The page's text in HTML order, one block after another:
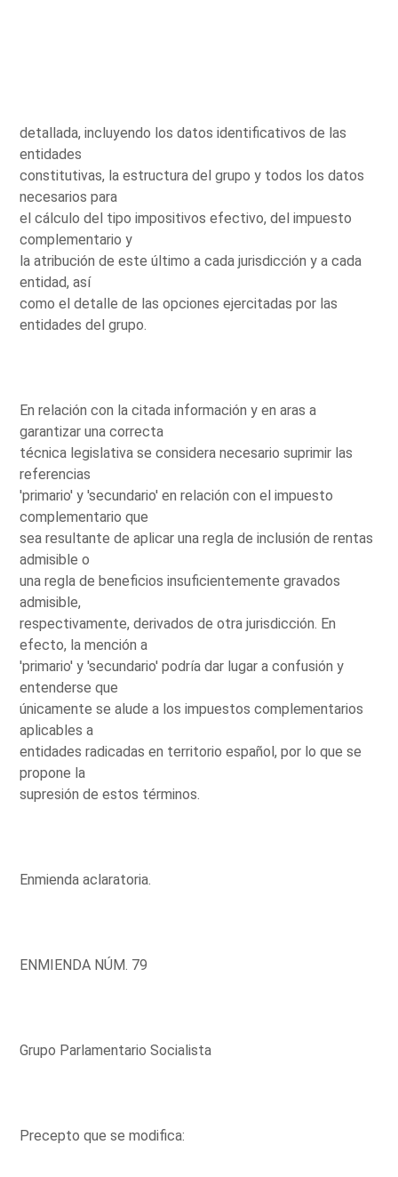
detallada, incluyendo los datos identificativos de las
entidades
constitutivas, la estructura del grupo y todos los datos
necesarios para
el cálculo del tipo impositivos efectivo, del impuesto
complementario y
la atribución de este último a cada jurisdicción y a cada
entidad, así
como el detalle de las opciones ejercitadas por las
entidades del grupo.
En relación con la citada información y en aras a
garantizar una correcta
técnica legislativa se considera necesario suprimir las
referencias
'primario' y 'secundario' en relación con el impuesto
complementario que
sea resultante de aplicar una regla de inclusión de rentas
admisible o
una regla de beneficios insuficientemente gravados
admisible,
respectivamente, derivados de otra jurisdicción. En
efecto, la mención a
'primario' y 'secundario' podría dar lugar a confusión y
entenderse que
únicamente se alude a los impuestos complementarios
aplicables a
entidades radicadas en territorio español, por lo que se
propone la
supresión de estos términos.
Enmienda aclaratoria.
ENMIENDA NÚM. 79
Grupo Parlamentario Socialista
Precepto que se modifica: